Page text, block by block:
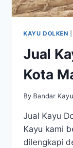
KAYU DOLKEN
Jual
Kota
By Bandar Kayu
Jual Kayu
Kayu kami
dilengkapi